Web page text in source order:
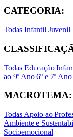
CATEGORIA:
Todas Infantil Juvenil
Todas Educação
ao 9º Ano 6º e 7º Ano
MACROTEMA:
Todas Apoio ao
Ambiente e
Socioemocional